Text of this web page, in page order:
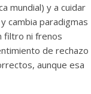
mundial) y a cuidar
cambia paradigmas
filtro ni frenos
de rechazo
aunque esa